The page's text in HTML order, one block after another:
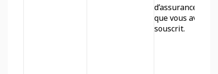
d’assurance
que vous avez
souscrit.